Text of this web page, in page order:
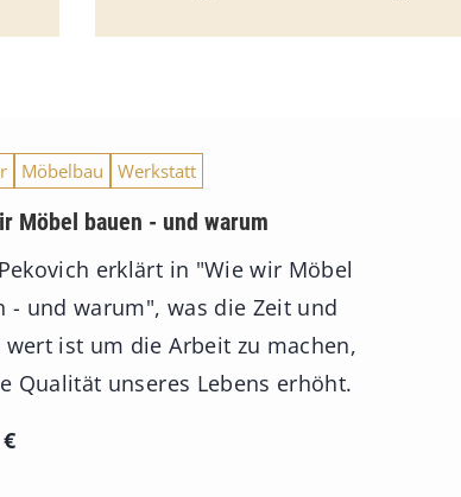
Möbelbau Werkstatt
Möbel bauen - und warum
erklärt in "Wie wir Möbel
- und warum", was die Zeit und
wert ist um die Arbeit zu machen,
Qualität unseres Lebens erhöht.
€